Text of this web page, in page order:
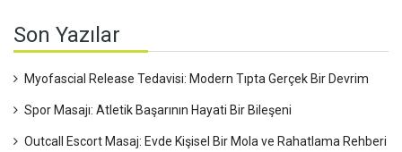
Son Yazılar
Myofascial Release Tedavisi: Modern Tıpta Gerçek Bir Devrim
Spor Masajı: Atletik Başarının Hayati Bir Bileşeni
Outcall Escort Masaj: Evde Kişisel Bir Mola ve Rahatlama Rehberi